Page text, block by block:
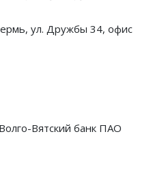
ул. Дружбы 34, офис
Вятский банк ПАО